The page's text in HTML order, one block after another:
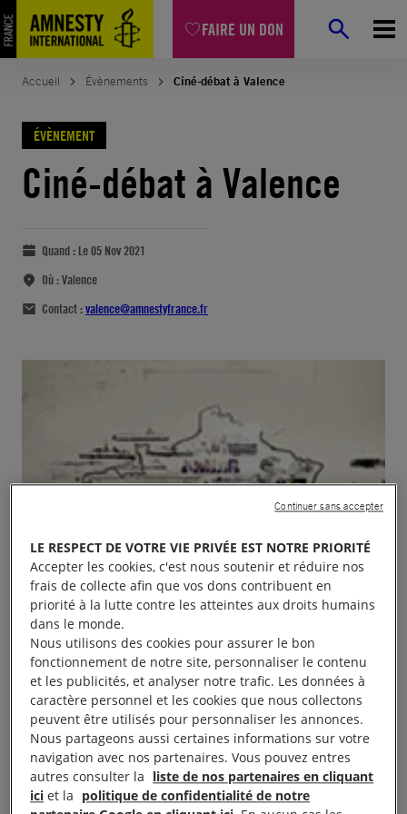
FAIRE UN DON
Accueil Évènements Ciné-débat à Valence
ÉVÈNEMENT
Ciné-débat à Valence
Quand : Le 05 Nov 2021
Où :Valence
Contact :valence@amnestyfrance.fr
Table de presse, pétition de 10h00 à 13h00 place
LE RESPECT DE VOTRE VIE PRIVÉE EST NOTRE PRIORITÉ
Accepter les cookies, c'est nous soutenir et réduire nos
frais de collecte afin que vos dons contribuent en
priorité à la lutte contre les atteintes aux droits humains
dans le monde.
Nous utilisons des cookies pour assurer le bon
fonctionnement de notre site, personnaliser le contenu
et les publicités, et analyser notre trafic. Les données à
caractère personnel et les cookies que nous collectons
peuvent être utilisés pour personnaliser les annonces.
Nous partageons aussi certaines informations sur votre
navigation avec nos partenaires. Vous pouvez entres
autres consulter la liste de nos partenaires en cliquant
ici et la politique de confidentialité de notre
Continuer sans accepter